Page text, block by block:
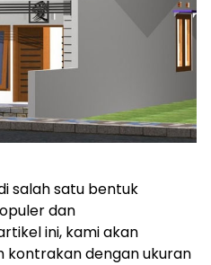
salah satu bentuk
dan
ini, kami akan
kontrakan dengan ukuran